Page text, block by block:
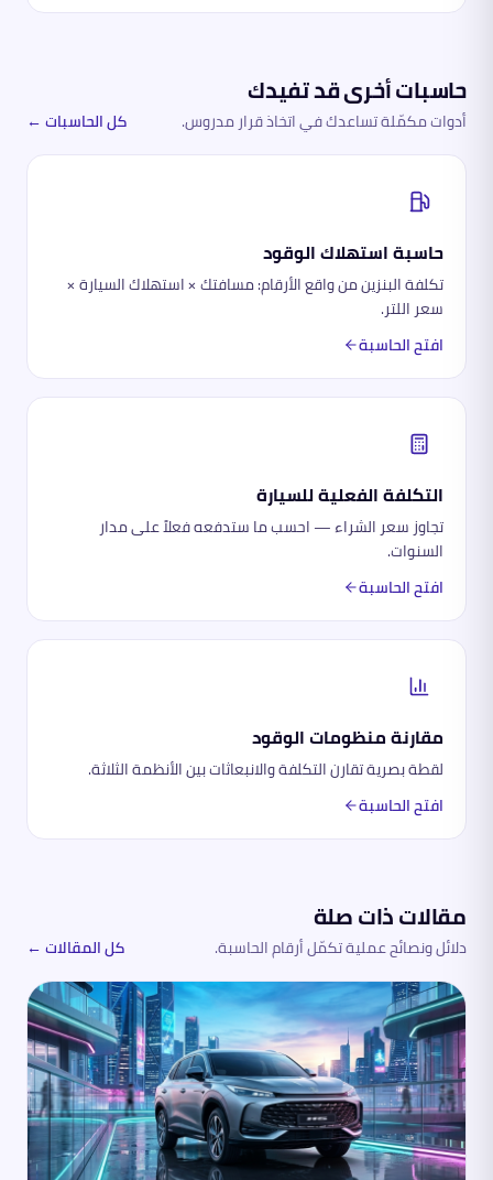
حاسبات أخرى قد تفيدك
أدوات مكمّلة تساعدك في اتخاذ قرار مدروس. كل الحاسبات ←
حاسبة استهلاك الوقود
تكلفة البنزين من واقع الأرقام: مسافتك × استهلاك السيارة ×
سعر اللتر.
افتح الحاسبة
التكلفة الفعلية للسيارة
تجاوز سعر الشراء — احسب ما ستدفعه فعلاً على مدار
السنوات.
افتح الحاسبة
مقارنة منظومات الوقود
لقطة بصرية تقارن التكلفة والانبعاثات بين الأنظمة الثلاثة.
افتح الحاسبة
مقالات ذات صلة
دلائل ونصائح عملية تكمّل أرقام الحاسبة. كل المقالات ←